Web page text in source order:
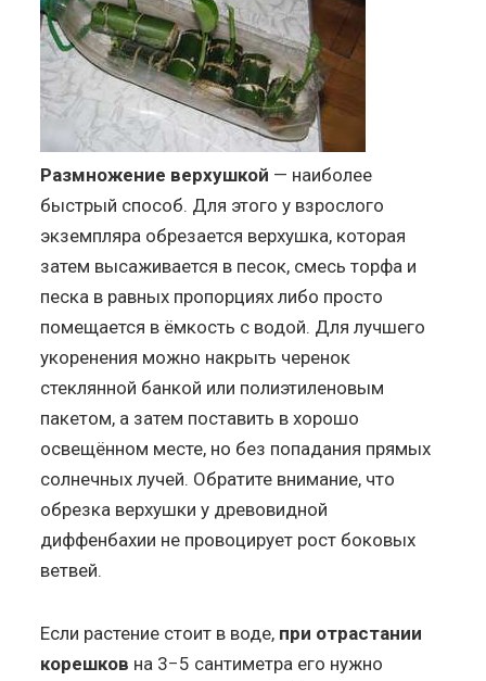
Размножение верхушкой — наиболее
быстрый способ. Для этого у взрослого
экземпляра обрезается верхушка, которая
затем высаживается в песок, смесь торфа и
песка в равных пропорциях либо просто
помещается в ёмкость с водой. Для лучшего
укоренения можно накрыть черенок
стеклянной банкой или полиэтиленовым
пакетом, а затем поставить в хорошо
освещённом месте, но без попадания прямых
солнечных лучей. Обратите внимание, что
обрезка верхушки у древовидной
диффенбахии не провоцирует рост боковых
ветвей.
Если растение стоит в воде, при отрастании
корешков на 3−5 сантиметра его нужно